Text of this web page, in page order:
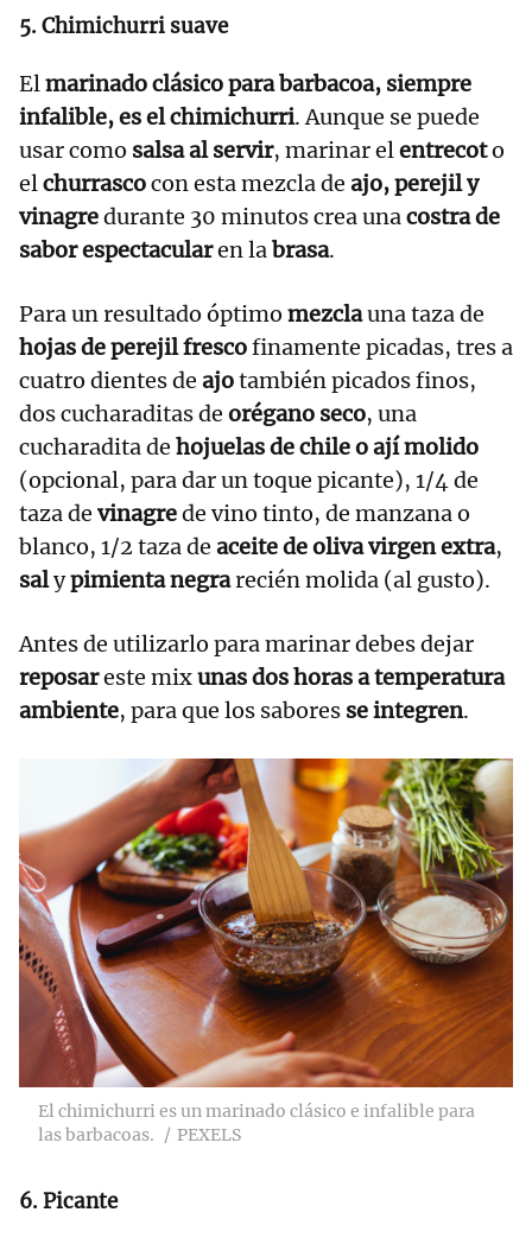
5. Chimichurri suave
Elmarinado clásicopara barbacoa, siempre
infalible, es el chimichurri. Aunque se puede
usar como salsa al servir, marinar elentrecoto
elchurrascocon esta mezcla de ajo, perejil y
vinagredurante 30 minutos crea unacostra de
sabor espectacularen labrasa.
Para un resultado óptimo mezclauna taza de
hojas de perejil frescofinamente picadas, tres a
cuatro dientes de ajotambién picados finos,
dos cucharaditas de orégano seco, una
cucharadita de hojuelas de chile o ají molido
(opcional, para dar un toque picante), 1/4 de
taza de vinagrede vino tinto, de manzana o
blanco, 1/2 taza de aceite de oliva virgen extra,
salypimienta negrarecién molida (al gusto).
Antes de utilizarlo para marinar debes dejar
reposareste mixunas dos horas a temperatura
ambiente, para que los sabores se integren.
El chimichurri es un marinado clásico e infalible para
las barbacoas.
PEXELS
6. Picante